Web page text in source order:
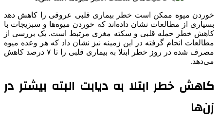
خوردن میوه ممکن است خطر بیماری قلبی عروقی را کاهش دهد
بسیاری از مطالعات نشان داده‌اند که خوردن میوه‌ها و سبزیجات با
کاهش خطر حمله قلبی و سکته مغزی مرتبط است. یک بررسی از
مطالعات انجام گرفته در این زمینه نیز نشان داد که هر وعده میوه
مصرف شده در روز خطر ابتلا به بیماری قلبی را تا ۷ درصد کاهش
می‌دهد.
کاهش خطر ابتلا به دیابت البته بیشتر در
زن‌ها